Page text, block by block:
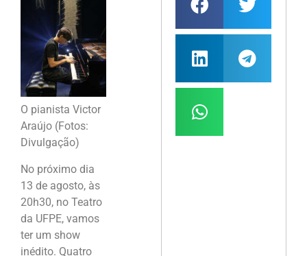
O pianista Victor
Araújo (Fotos:
Divulgação)
No próximo dia
13 de agosto, às
20h30, no Teatro
da UFPE, vamos
ter um show
inédito. Quatro